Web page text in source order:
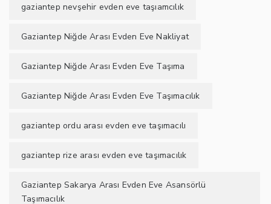
gaziantep nevşehir evden eve taşıamcılık
Gaziantep Niğde Arası Evden Eve Nakliyat
Gaziantep Niğde Arası Evden Eve Taşıma
Gaziantep Niğde Arası Evden Eve Taşımacılık
gaziantep ordu arası evden eve taşımacılı
gaziantep rize arası evden eve taşımacılık
Gaziantep Sakarya Arası Evden Eve Asansörlü
Taşımacılık